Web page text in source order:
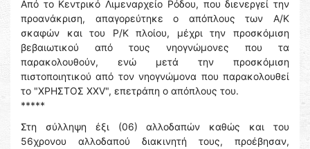
Από το Κεντρικό Λιμεναρχείο Ρόδου, που διενεργεί την
προανάκριση, απαγορεύτηκε ο απόπλους των Α/Κ
σκαφών και του Ρ/Κ πλοίου, μέχρι την προσκόμιση
βεβαιωτικού από τους νηογνώμονες που τα
παρακολουθούν, ενώ μετά την προσκόμιση
πιστοποιητικού από τον νηογνώμονα που παρακολουθεί
το "ΧΡΗΣΤΟΣ ΧΧV", επετράπη ο απόπλους του.
*****
Στη σύλληψη έξι (06) αλλοδαπών καθώς και του
56χρονου αλλοδαπού διακινητή τους, προέβησαν,